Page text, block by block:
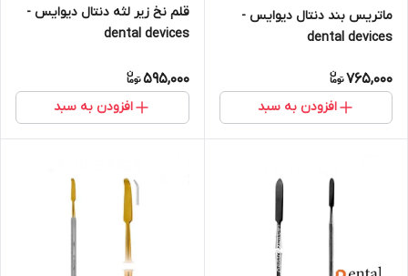
ماتریس بند دنتال دیوایس -
dental devices
765,000
افزودن به سبد
قلم نخ زیر لثه دنتال دیوایس -
dental devices
595,000
افزودن به سبد